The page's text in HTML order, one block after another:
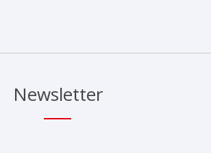
Newsletter